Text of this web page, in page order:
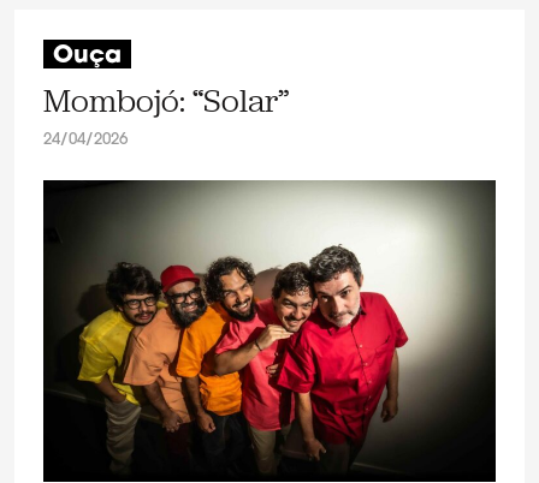
Ouça
Mombojó: “Solar”
24/04/2026